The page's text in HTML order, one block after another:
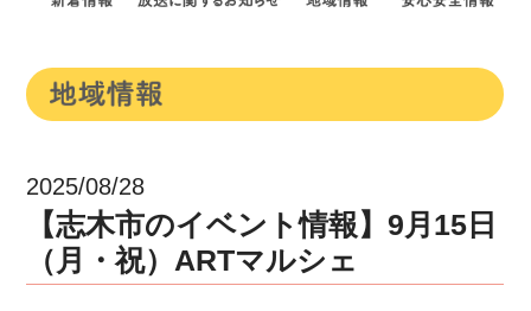
2025/08/28
【志木市のイベント情報】9月15日
（月・祝）ARTマルシェ